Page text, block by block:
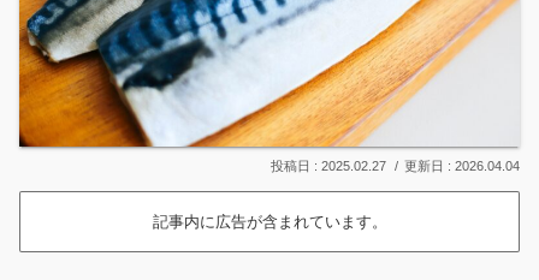
2025.02.27 2026.04.04
記事内に広告が含まれています。